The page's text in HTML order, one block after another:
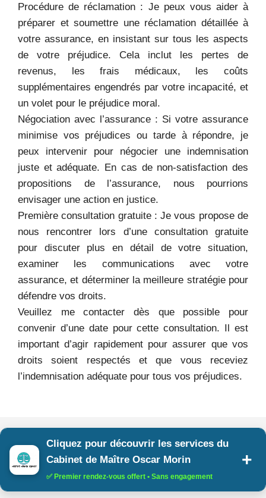
Procédure de réclamation : Je peux vous aider à
préparer et soumettre une réclamation détaillée à
votre assurance, en insistant sur tous les aspects
de votre préjudice. Cela inclut les pertes de
revenus, les frais médicaux, les coûts
supplémentaires engendrés par votre incapacité, et
un volet pour le préjudice moral.
Négociation avec l’assurance : Si votre assurance
minimise vos préjudices ou tarde à répondre, je
peux intervenir pour négocier une indemnisation
juste et adéquate. En cas de non-satisfaction des
propositions de l’assurance, nous pourrions
envisager une action en justice.
Première consultation gratuite : Je vous propose de
nous rencontrer lors d’une consultation gratuite
pour discuter plus en détail de votre situation,
examiner les communications avec votre
assurance, et déterminer la meilleure stratégie pour
défendre vos droits.
Veuillez me contacter dès que possible pour
convenir d’une date pour cette consultation. Il est
important d’agir rapidement pour assurer que vos
droits soient respectés et que vous receviez
l’indemnisation adéquate pour tous vos préjudices.
Cliquez pour découvrir les services du
Cabinet de Maître Oscar Morin
✅ Premier rendez-vous offert • Sans engagement